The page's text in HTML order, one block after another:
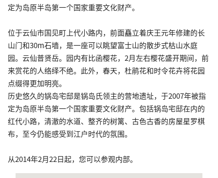
定为岛原半岛第一个国家重要文化财产。
位于云仙市国见町上代小路内，前面矗立着庆王元年修建的长
山门和30m石墙，是一座可以眺望富士山的散步式枯山水庭
园。云仙普贤岳。园内有比函樱花，2月左右樱花盛开期间，前
来赏花的人络绎不绝。此外，春天，杜鹃花和时令花卉将花园
点缀得更加明亮。
历史悠久的锅岛宅邸是锅岛氏领主的营地遗址，于2007年被指
定为岛原半岛第一个国家重要文化财产。包括锅岛宅邸在内的
红代小路，清澈的水道、整齐的树篱、古色古香的房屋星罗棋
布，至今仍能感受到江户时代的氛围。
从2014年2月22日起，您可以参观内部。